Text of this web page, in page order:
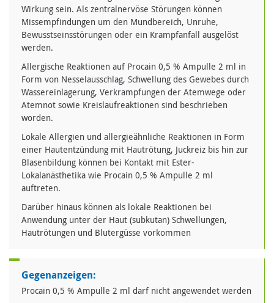
Wirkung sein. Als zentralnervöse Störungen können
Missempfindungen um den Mundbereich, Unruhe,
Bewusstseinsstörungen oder ein Krampfanfall ausgelöst
werden.
Allergische Reaktionen auf Procain 0,5 % Ampulle 2 ml in
Form von Nesselausschlag, Schwellung des Gewebes durch
Wassereinlagerung, Verkrampfungen der Atemwege oder
Atemnot sowie Kreislaufreaktionen sind beschrieben
worden.
Lokale Allergien und allergieähnliche Reaktionen in Form
einer Hautentzündung mit Hautrötung, Juckreiz bis hin zur
Blasenbildung können bei Kontakt mit Ester-
Lokalanästhetika wie Procain 0,5 % Ampulle 2 ml
auftreten.
Darüber hinaus können als lokale Reaktionen bei
Anwendung unter der Haut (subkutan) Schwellungen,
Hautrötungen und Blutergüsse vorkommen
Gegenanzeigen:
Procain 0,5 % Ampulle 2 ml darf nicht angewendet werden